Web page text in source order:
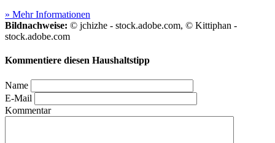
» Mehr Informationen
Bildnachweise: © jchizhe - stock.adobe.com, © Kittiphan -
stock.adobe.com
Kommentiere diesen Haushaltstipp
Name
E-Mail
Kommentar